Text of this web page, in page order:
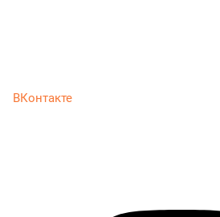
ВКонтакте